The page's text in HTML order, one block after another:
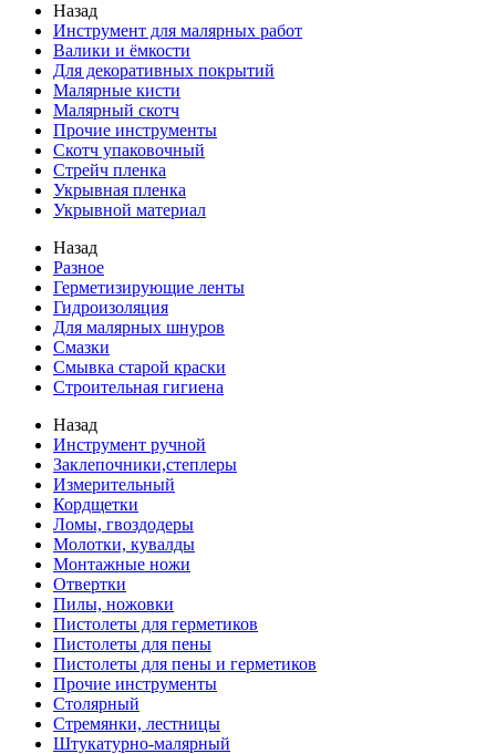
Назад
Инструмент для малярных работ
Валики и ёмкости
Для декоративных покрытий
Малярные кисти
Малярный скотч
Прочие инструменты
Скотч упаковочный
Стрейч пленка
Укрывная пленка
Укрывной материал
Назад
Разное
Герметизирующие ленты
Гидроизоляция
Для малярных шнуров
Смазки
Смывка старой краски
Строительная гигиена
Назад
Инструмент ручной
Заклепочники,степлеры
Измерительный
Кордщетки
Ломы, гвоздодеры
Молотки, кувалды
Монтажные ножи
Отвертки
Пилы, ножовки
Пистолеты для герметиков
Пистолеты для пены
Пистолеты для пены и герметиков
Прочие инструменты
Столярный
Стремянки, лестницы
Штукатурно-малярный